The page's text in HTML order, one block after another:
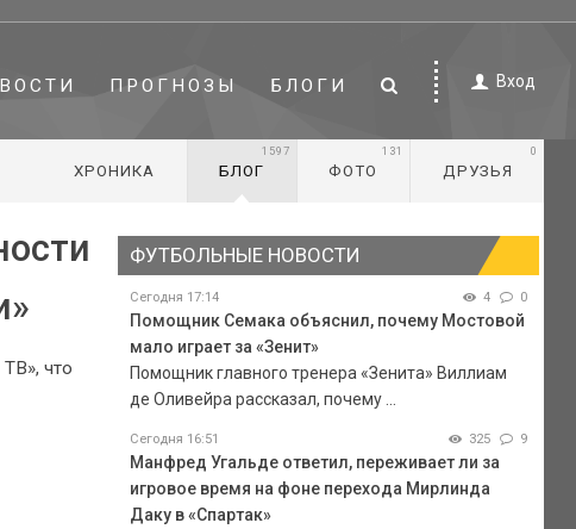
ПРОГНОЗЫ БЛОГИ Вход
ХРОНИКА БЛОГ
1597
ФОТО
131
ДРУЗЬЯ
0
что
ФУТБОЛЬНЫЕ НОВОСТИ
Сегодня 17:14 4 0
Помощник Семака объяснил, почему Мостовой
мало играет за «Зенит»
Помощник главного тренера «Зенита» Виллиам
де Оливейра рассказал, почему ...
Сегодня 16:51 325 9
Манфред Угальде ответил, переживает ли за
игровое время на фоне перехода Мирлинда
Даку в «Спартак»